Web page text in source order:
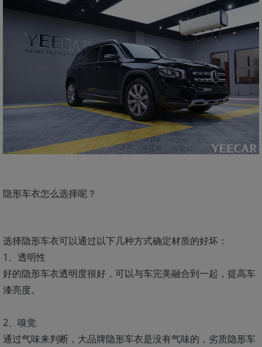
隐形车衣怎么选择呢？
选择隐形车衣可以通过以下几种方式确定材质的好坏：
1、透明性
好的隐形车衣透明度很好，可以与车完美融合到一起，提高车
漆亮度。
2、嗅觉
通过气味来判断，大品牌隐形车衣是没有气味的，劣质隐形车